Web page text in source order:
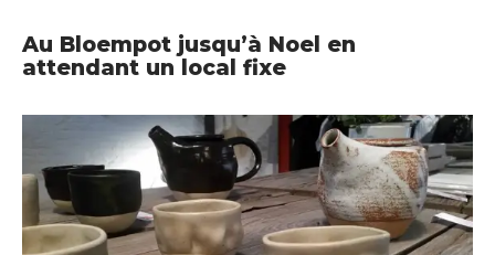
Au Bloempot jusqu’à Noel en
attendant un local fixe